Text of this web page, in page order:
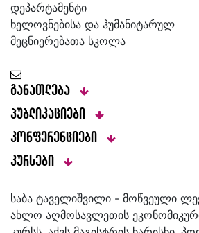
დეპარტამენტი
ხელოვნებისა და ჰუმანიტარულ
მეცნიერებათა სკოლა
განათლება
პუბლიკაციები
კონფერენციები
კურსები
საბა ტაველიშვილი - მოწვეული
ახლო აღმოსავლეთის